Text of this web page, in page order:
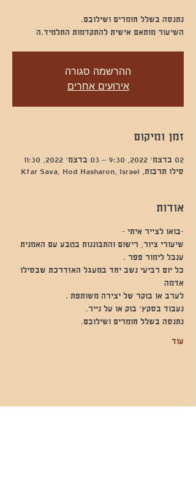
השיעור מותאם אישית להתקדמות התלמיד.ה
ההרשמה סגורה
אירועים אחרים
זמן ומיקום
02 בדצמ׳ 2022, 9:30 – 03 בדצמ׳ 2022, 11:30
סילו תרבות, Kfar Sava, Hod Hasharon, Israel
אודות
-בואו לצייר איתי -
שיעורי ציור, רישום והתבוננות בטבע עם האמנית
ענבל לימור פפר .
כל יום רביעי נשב יחד במעגל האזדרכת שבסילו
אדמה
לערב או בוקר של יצירה משותפת .
נעבוד בסקץ׳ בוק או על נייר.
נתנסה בשלל חומרים ושילובם.
עוד
שתפו אותי